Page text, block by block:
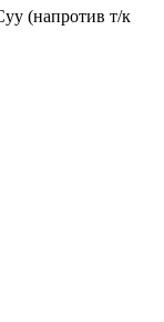
(напротив т/к